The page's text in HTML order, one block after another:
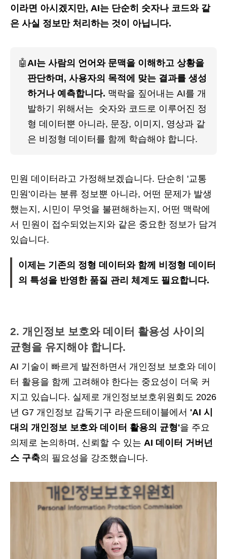
이라면 아시겠지만, AI는 단순히 숫자나 코드와 같
은 사실 정보만 처리하는 것이 아닙니다.
🤖 AI는 사람의 언어와 문맥을 이해하고 상황을
판단하며, 사용자의 목적에 맞는 결과를 생성
하거나 예측합니다. 맥락을 짚어내는 AI를 개
발하기 위해서는  숫자와 코드로 이루어진 정
형 데이터뿐 아니라, 문장, 이미지, 영상과 같
은 비정형 데이터를 함께 학습해야 합니다.
민원 데이터라고 가정해보겠습니다. 단순히 '교통
민원'이라는 분류 정보뿐 아니라, 어떤 문제가 발생
했는지, 시민이 무엇을 불편해하는지, 어떤 맥락에
서 민원이 접수되었는지와 같은 중요한 정보가 담겨
있습니다.
이제는 기존의 정형 데이터와 함께 비정형 데이터
의 특성을 반영한 품질 관리 체계도 필요합니다.
2. 개인정보 보호와 데이터 활용성 사이의
균형을 유지해야 합니다.
AI 기술이 빠르게 발전하면서 개인정보 보호와 데이
터 활용을 함께 고려해야 한다는 중요성이 더욱 커
지고 있습니다. 실제로 개인정보보호위원회도 2026
년 G7 개인정보 감독기구 라운드테이블에서 'AI 시
대의 개인정보 보호와 데이터 활용의 균형'을 주요
의제로 논의하며, 신뢰할 수 있는 AI 데이터 거버넌
스 구축의 필요성을 강조했습니다.